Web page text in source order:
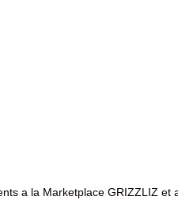
a la Marketplace GRIZZLIZ et